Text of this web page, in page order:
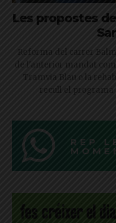
Les propostes
Reforma del carrer
de l'anterior mandat
Tramvia Blau o la
recull el programa
REP